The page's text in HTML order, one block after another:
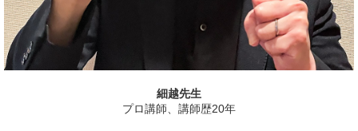
細越先生
プロ講師、講師歴20年